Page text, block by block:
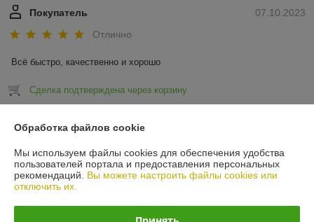
07.10.2023
Покупатель
Отлично
Всё быстро, качественно и хорошо
Сделка подтверждена через корзину
Показать все отзывы
О нас
Контакты
Обработка файлов cookie
Мы используем файлы cookies для обеспечения удобства
пользователей портала и предоставления персональных
рекомендаций. Вы можете настроить файлы cookies или
отключить их.